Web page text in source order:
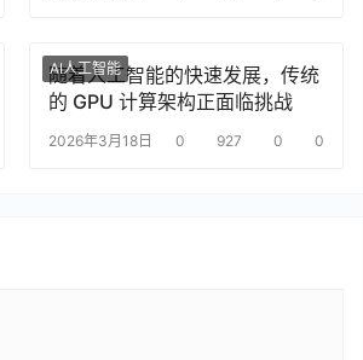
AI人工智能
随着人工智能的快速发展，传统
的 GPU 计算架构正面临挑战
2026年3月18日 0 927 0 0